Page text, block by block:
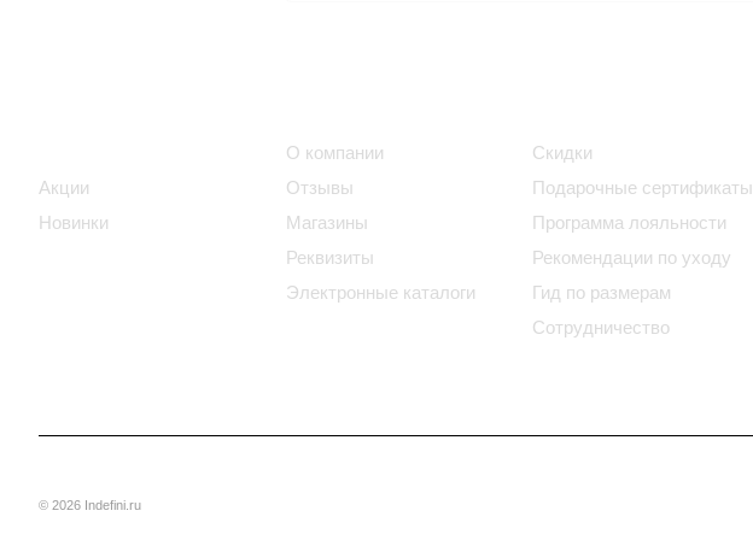
Акции
Новинки
О компании
Отзывы
Магазины
Реквизиты
Электронные каталоги
Скидки
Подарочные сертификаты
Программа лояльности
Рекомендации по уходу
Гид по размерам
Сотрудничество
© 2026 Indefini.ru